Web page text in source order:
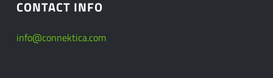
CONTACT INFO
info@connektica.com